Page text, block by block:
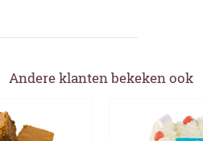
Andere klanten bekeken ook